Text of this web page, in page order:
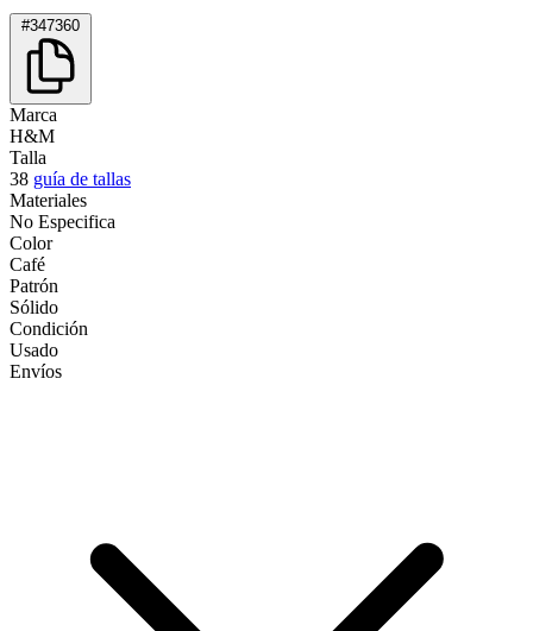
#347360
Marca
H&M
Talla
38 guía de tallas
Materiales
No Especifica
Color
Café
Patrón
Sólido
Condición
Usado
Envíos